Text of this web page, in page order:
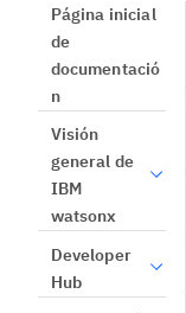
Página inicial
de
documentació
n
Visión
general de
IBM
watsonx
Developer
Hub